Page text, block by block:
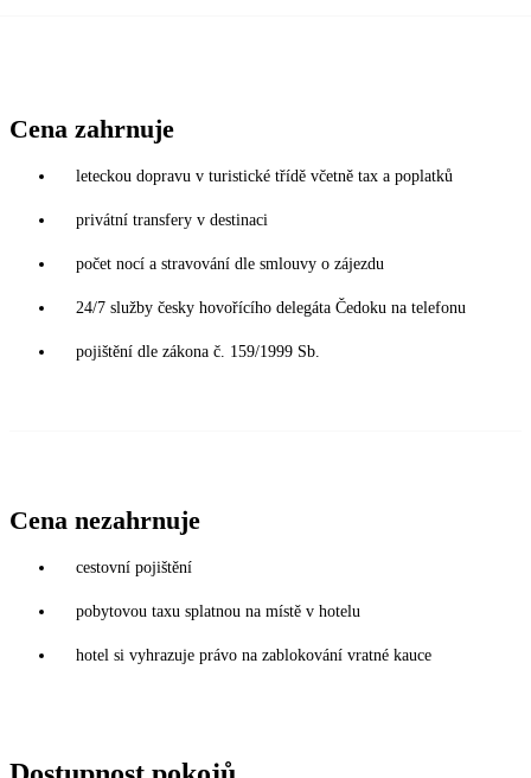
Cena zahrnuje
leteckou dopravu v turistické třídě včetně tax a poplatků
privátní transfery v destinaci
počet nocí a stravování dle smlouvy o zájezdu
24/7 služby česky hovořícího delegáta Čedoku na telefonu
pojištění dle zákona č. 159/1999 Sb.
Cena nezahrnuje
cestovní pojištění
pobytovou taxu splatnou na místě v hotelu
hotel si vyhrazuje právo na zablokování vratné kauce